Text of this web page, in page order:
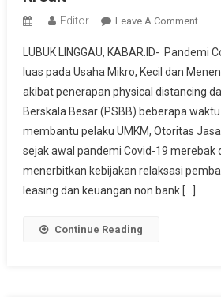
Editor Leave A CommentOn
LUBUK LINGGAU, KABAR.ID- Pandemi
luas pada Usaha Mikro, Kecil dan
akibat penerapan physical distancing
Berskala Besar (PSBB) beberapa
membantu pelaku UMKM, Otoritas
sejak awal pandemi Covid-19 merebak
menerbitkan kebijakan relaksasi
leasing dan keuangan non bank […]
Continue Reading